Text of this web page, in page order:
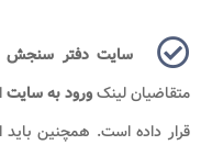
سایت دفتر سنجش
متقاضیان لینکورود به سایت
قرار داده است. همچنین باید